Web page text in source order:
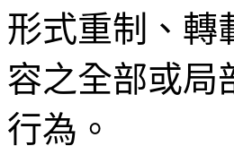
形式重制、轉
容之全部或局
行為。